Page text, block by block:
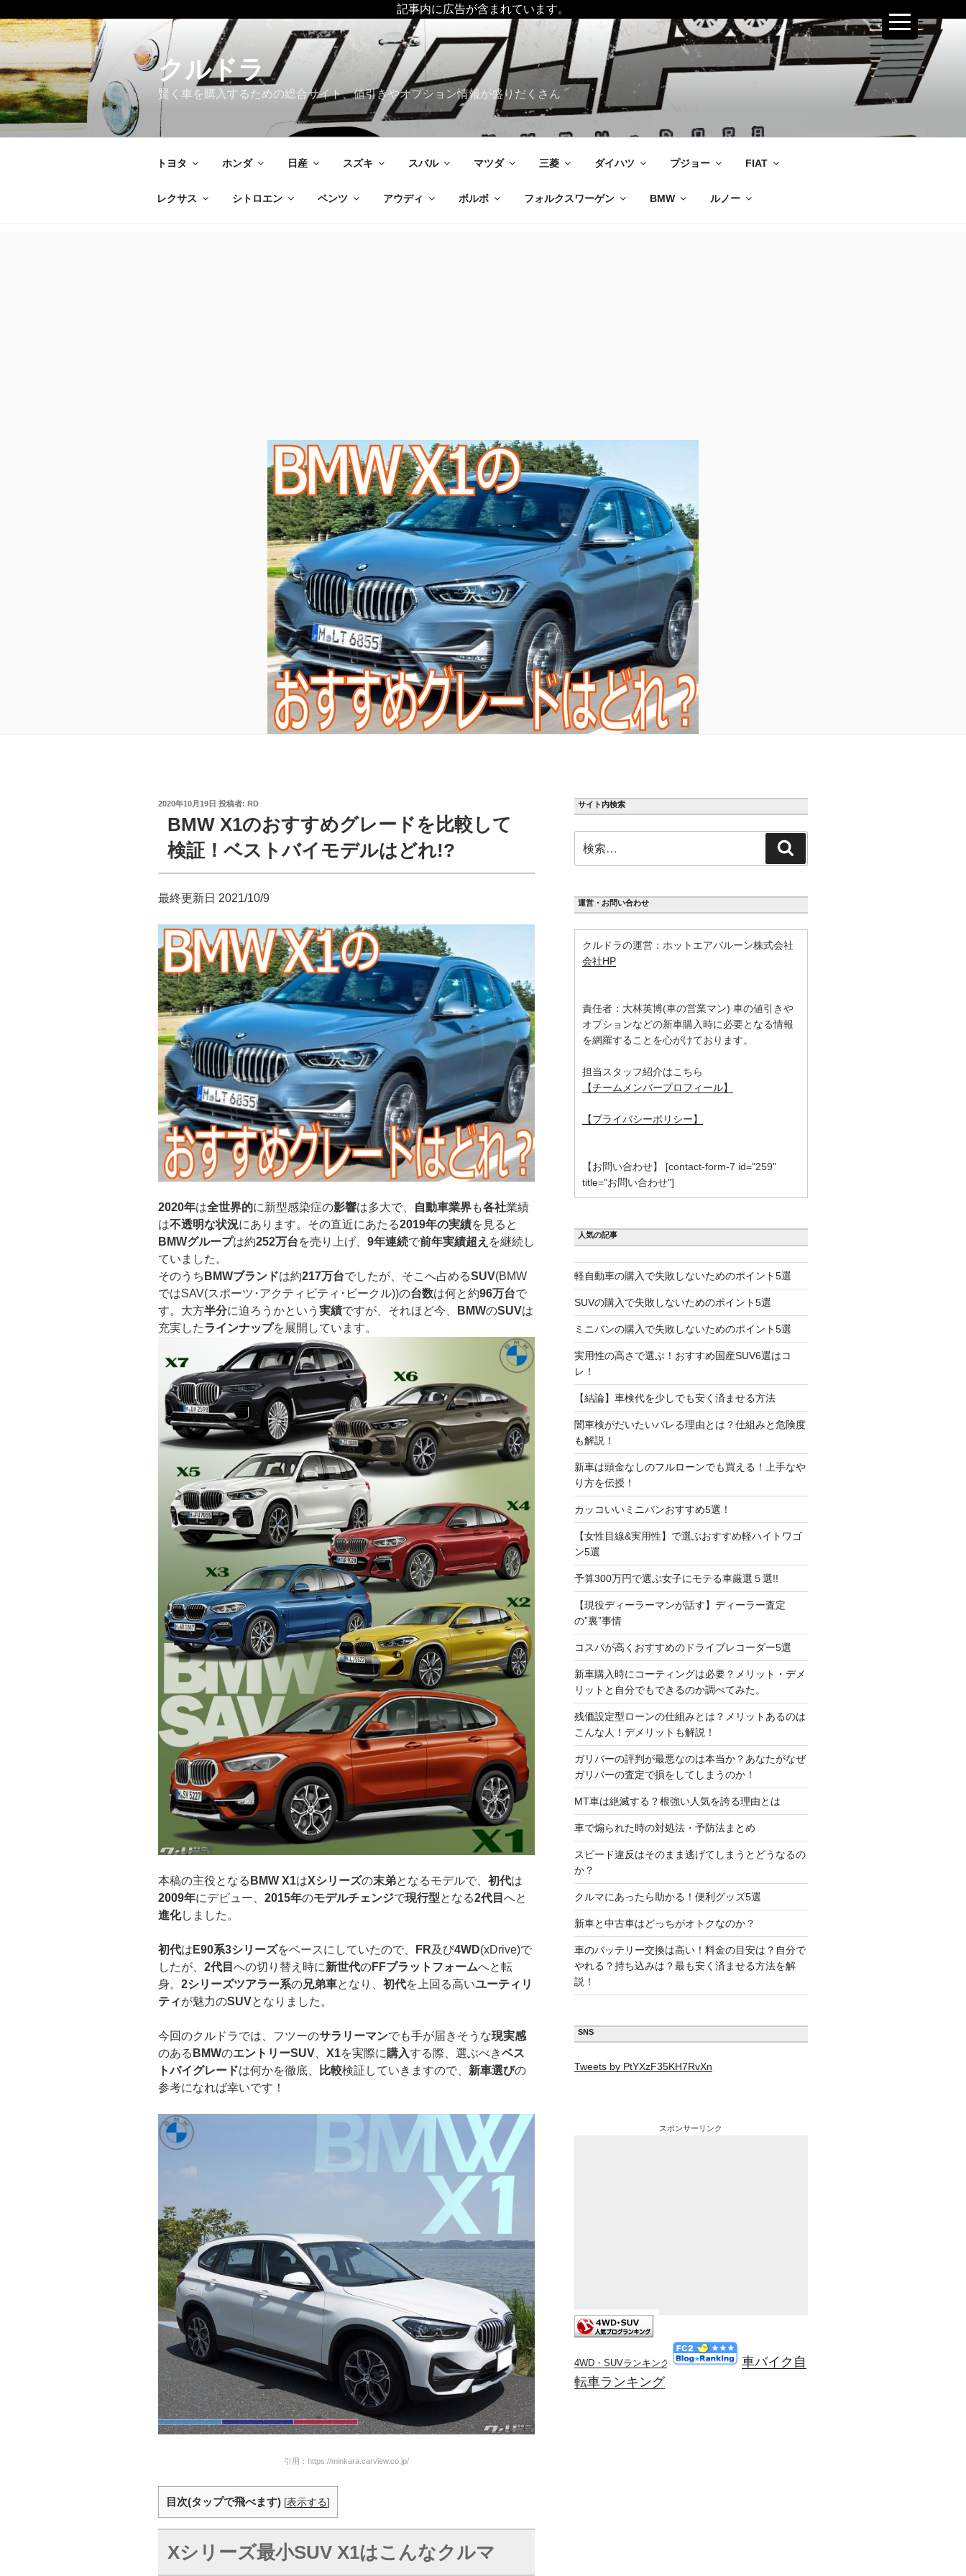
記事内に広告が含まれています。
コ
ン
テ
ン
ツ
へ
ス
クルドラ
賢く車を購入するための総合サイト、値引きやオプション情報が盛りだくさん
トヨタ ホンダ 日産 スズキ スバル マツダ 三菱 ダイハツ プジョー FIAT
レクサス シトロエン ベンツ アウディ ボルボ フォルクスワーゲン BMW ルノー
投
2020年10月19日 投稿者: RD
BMW X1のおすすめグレードを比較して
検証！ベストバイモデルはどれ!?
最終更新日 2021/10/9
2020年は全世界的に新型感染症の影響は多大で、 自動車業界も各社業績
は不透明な状況にあります。その直近にあたる2019年の実績を見ると
BMWグループは約252万台を売り上げ、 9年連続で前年実績超え を継続し
ていました。
そのうち BMWブランドは約217万台でしたが、そこへ占めるSUV(BMW
ではSAV(スポーツ･アクティビティ･ビークル))の台数は何と約96万台で
す。大方半分に迫ろうかという 実績ですが、それほど今、 BMWのSUVは
充実したラインナップを展開しています。
本稿の主役となる BMW X1はXシリーズの末弟となるモデルで、 初代は
2009年にデビュー、 2015年のモデルチェンジで現行型となる2代目 へと
進化しました。
初代は E90系3シリーズをベースにしていたので、 FR及び4WD(xDrive)で
したが、 2代目 への切り替え時に新世代のFFプラットフォームへと転
身。 2シリーズツアラー系の兄弟車となり、 初代を上回る高いユーティリ
ティが魅力のSUVとなりました。
今回のクルドラでは、フツーのサラリーマンでも手が届きそうな現実感
のある BMWのエントリーSUV、 X1を実際に購入する際、選ぶべきベス
トバイグレードは何かを徹底、 比較検証していきますので、 新車選びの
参考になれば幸いです！
引用：https://minkara.carview.co.jp/
目次(タップで飛べます) [表示する]
Xシリーズ最小SUV X1はこんなクルマ
サイト内検索
索:
索
運営・お問い合わせ
クルドラの運営：ホットエアバルーン株式会社
会社HP
責任者：大林英博(車の営業マン) 車の値引きや
オプションなどの新車購入時に必要となる情報
を網羅することを心がけております。
担当スタッフ紹介はこちら
【チームメンバープロフィール】
【プライバシーポリシー】
【お問い合わせ】 [contact-form-7 id="259"
title="お問い合わせ"]
人気の記事
軽自動車の購入で失敗しないためのポイント5選
SUVの購入で失敗しないためのポイント5選
ミニバンの購入で失敗しないためのポイント5選
実用性の高さで選ぶ！おすすめ国産SUV6選はコ
レ！
【結論】車検代を少しでも安く済ませる方法
闇車検がだいたいバレる理由とは？仕組みと危険度
も解説！
新車は頭金なしのフルローンでも買える！上手なや
り方を伝授！
カッコいいミニバンおすすめ5選！
【女性目線&実用性】で選ぶおすすめ軽ハイトワゴ
ン5選
予算300万円で選ぶ女子にモテる車厳選５選!!
【現役ディーラーマンが話す】ディーラー査定
の”裏”事情
コスパが高くおすすめのドライブレコーダー5選
新車購入時にコーティングは必要？メリット・デメ
リットと自分でもできるのか調べてみた。
残価設定型ローンの仕組みとは？メリットあるのは
こんな人！デメリットも解説！
ガリバーの評判が最悪なのは本当か？あなたがなぜ
ガリバーの査定で損をしてしまうのか！
MT車は絶滅する？根強い人気を誇る理由とは
車で煽られた時の対処法・予防法まとめ
スピード違反はそのまま逃げてしまうとどうなるの
か？
クルマにあったら助かる！便利グッズ5選
新車と中古車はどっちがオトクなのか？
車のバッテリー交換は高い！料金の目安は？自分で
やれる？持ち込みは？最も安く済ませる方法を解
説！
SNS
Tweets by PtYXzF35KH7RvXn
スポンサーリンク
4WD・SUVランキング
車バイク自
転車ランキング